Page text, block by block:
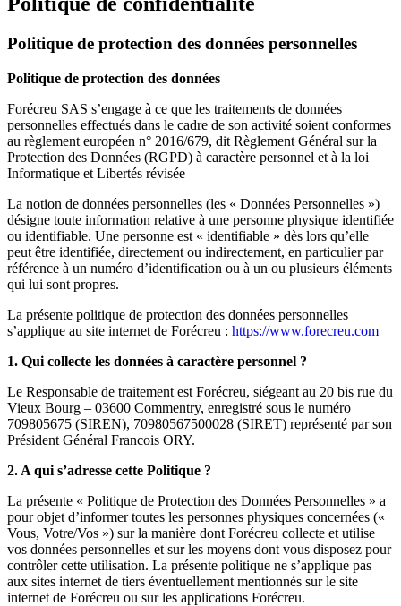
Politique de protection des données personnelles
Politique de protection des données
Forécreu SAS s’engage à ce que les traitements de données
personnelles effectués dans le cadre de son activité soient conformes
au règlement européen n° 2016/679, dit Règlement Général sur la
Protection des Données (RGPD) à caractère personnel et à la loi
Informatique et Libertés révisée
La notion de données personnelles (les « Données Personnelles »)
désigne toute information relative à une personne physique identifiée
ou identifiable. Une personne est « identifiable » dès lors qu’elle
peut être identifiée, directement ou indirectement, en particulier par
référence à un numéro d’identification ou à un ou plusieurs éléments
qui lui sont propres.
La présente politique de protection des données personnelles
s’applique au site internet de Forécreu : https://www.forecreu.com
1. Qui collecte les données à caractère personnel ?
Le Responsable de traitement est Forécreu, siégeant au 20 bis rue du
Vieux Bourg – 03600 Commentry, enregistré sous le numéro
709805675 (SIREN), 70980567500028 (SIRET) représenté par son
Président Général Francois ORY.
2. A qui s’adresse cette Politique ?
La présente « Politique de Protection des Données Personnelles » a
pour objet d’informer toutes les personnes physiques concernées («
Vous, Votre/Vos ») sur la manière dont Forécreu collecte et utilise
vos données personnelles et sur les moyens dont vous disposez pour
contrôler cette utilisation. La présente politique ne s’applique pas
aux sites internet de tiers éventuellement mentionnés sur le site
internet de Forécreu ou sur les applications Forécreu.